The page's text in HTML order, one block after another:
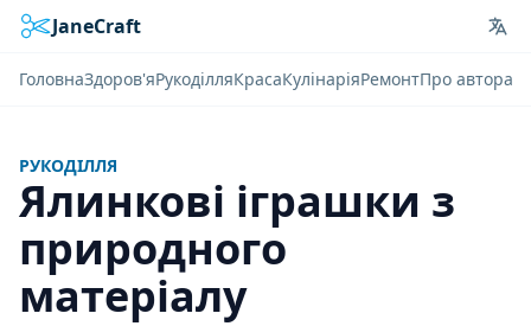
JaneCraft
ГоловнаЗдоров'яРукоділляКрасаКулінаріяРемонтПро автора
РУКОДІЛЛЯ
Ялинкові іграшки з
природного
матеріалу